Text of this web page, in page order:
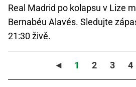
Real Madrid po kolapsu v Lize
Bernabéu Alavés. Sledujte
21:30 živě.
◄ 1 2 3 4